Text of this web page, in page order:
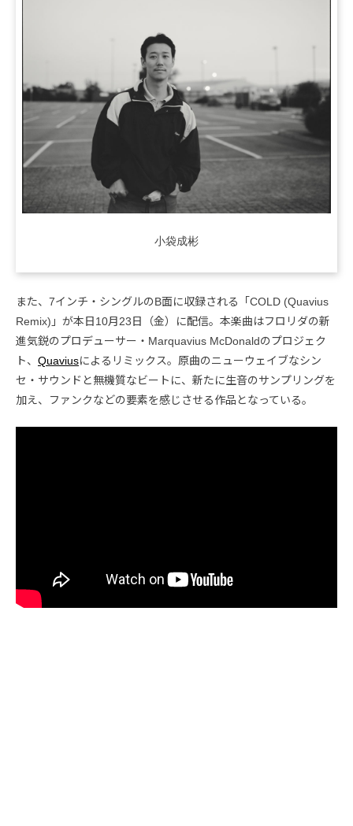
小袋成彬
また、7インチ・シングルのB面に収録される「COLD (Quavius
Remix)」が本日10月23日（金）に配信。本楽曲はフロリダの新
進気鋭のプロデューサー・Marquavius McDonaldのプロジェク
ト、 Quaviusによるリミックス。原曲のニューウェイブなシン
セ・サウンドと無機質なビートに、新たに生音のサンプリングを
加え、ファンクなどの要素を感じさせる作品となっている。